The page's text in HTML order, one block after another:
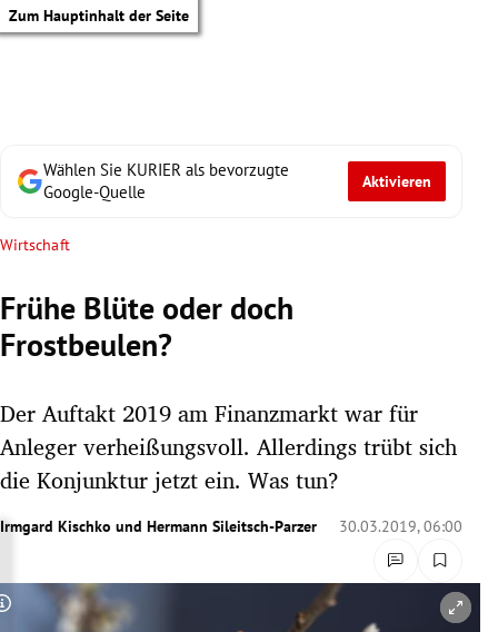
Zum Hauptinhalt der Seite
Untermenü
Untermenü
Wählen Sie KURIER als bevorzugte
Google-Quelle
Aktivieren
Wirtschaft
Frühe Blüte oder doch
Frostbeulen?
Der Auftakt 2019 am Finanzmarkt war für
Anleger verheißungsvoll. Allerdings trübt sich
die Konjunktur jetzt ein. Was tun?
Irmgard Kischko und Hermann Sileitsch-Parzer 30.03.2019, 06:00
Copyright-Hinweis öffnen/schließen